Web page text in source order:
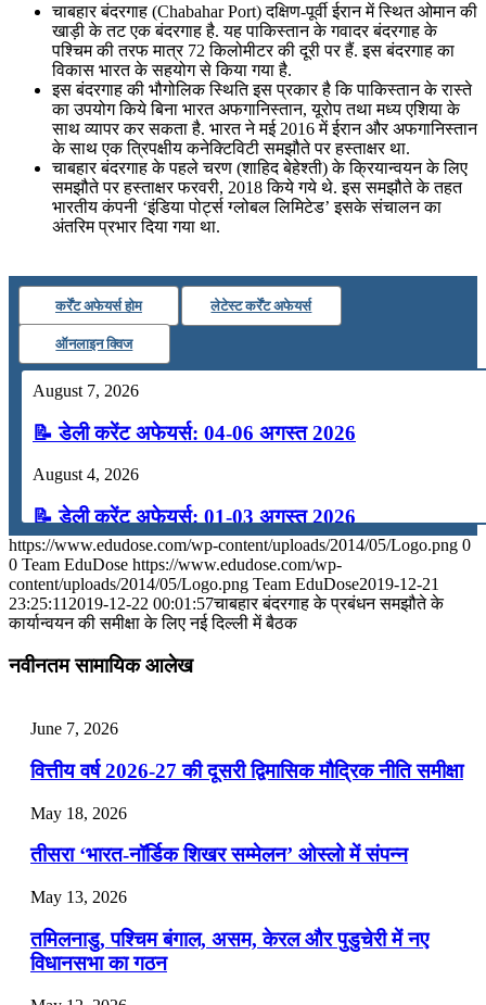
चाबहार बंदरगाह (Chabahar Port) दक्षिण-पूर्वी ईरान में स्थित ओमान की
खाड़ी के तट एक बंदरगाह है. यह पाकिस्तान के गवादर बंदरगाह के
पश्चिम की तरफ मात्र 72 किलोमीटर की दूरी पर हैं. इस बंदरगाह का
विकास भारत के सहयोग से किया गया है.
इस बंदरगाह की भौगोलिक स्थिति इस प्रकार है कि पाकिस्तान के रास्ते
का उपयोग किये बिना भारत अफगानिस्तान, यूरोप तथा मध्य एशिया के
साथ व्यापर कर सकता है. भारत ने मई 2016 में ईरान और अफगानिस्तान
के साथ एक त्रिपक्षीय कनेक्टिविटी समझौते पर हस्ताक्षर था.
चाबहार बंदरगाह के पहले चरण (शाहिद बेहेश्ती) के क्रियान्वयन के लिए
समझौते पर हस्ताक्षर फरवरी, 2018 किये गये थे. इस समझौते के तहत
भारतीय कंपनी ‘इंडिया पोर्ट्स ग्लोबल लिमिटेड’ इसके संचालन का
अंतरिम प्रभार दिया गया था.
कर्रेंट अफेयर्स होम लेटेस्ट कर्रेंट अफेयर्स
ऑनलाइन क्विज
August 7, 2026
📝 डेली करेंट अफेयर्स: 04-06 अगस्त 2026
August 4, 2026
📝 डेली करेंट अफेयर्स: 01-03 अगस्त 2026
July 31, 2026
📝 डेली करेंट अफेयर्स: 28-31 जुलाई 2026
July 25, 2026
📝 डेली करेंट अफेयर्स: 22-24 जुलाई 2026
July 22, 2026
📝 डेली करेंट अफेयर्स: 19-21 जुलाई 2026
July 19, 2026
📝 डेली करेंट अफेयर्स: 16-18 जुलाई 2026
https://www.edudose.com/wp-content/uploads/2014/05/Logo.png 0
0 Team EduDose https://www.edudose.com/wp-
content/uploads/2014/05/Logo.png Team EduDose2019-12-21
23:25:11 2019-12-22 00:01:57चाबहार बंदरगाह के प्रबंधन समझौते के
कार्यान्वयन की समीक्षा के लिए नई दिल्ली में बैठक
नवीनतम सामायिक आलेख
June 7, 2026
वित्तीय वर्ष 2026-27 की दूसरी द्विमासिक मौद्रिक नीति समीक्षा
May 18, 2026
तीसरा ‘भारत-नॉर्डिक शिखर सम्मेलन’ ओस्लो में संपन्न
May 13, 2026
तमिलनाडु, पश्चिम बंगाल, असम, केरल और पुडुचेरी में नए
विधानसभा का गठन